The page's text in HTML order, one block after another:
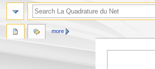
more